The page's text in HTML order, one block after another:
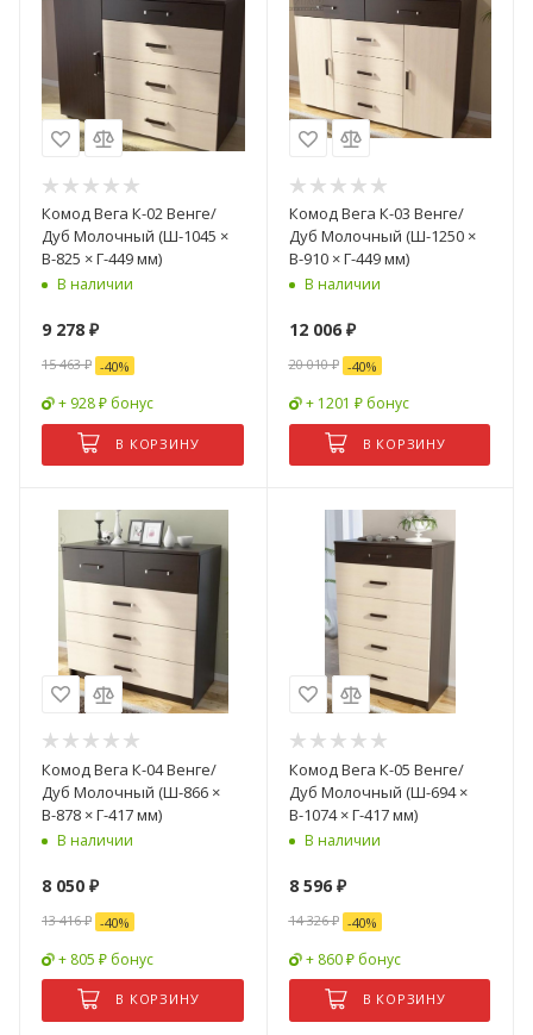
Комод Вега К-02 Венге/
Дуб Молочный (Ш-1045 ×
В-825 × Г-449 мм)
В наличии
9 278 ₽
15 463₽ -40%
+ 928 ₽ бонус
В КОРЗИНУ
Комод Вега К-03 Венге/
Дуб Молочный (Ш-1250 ×
В-910 × Г-449 мм)
В наличии
12 006₽
20 010₽ -40%
+ 1201 ₽ бонус
В КОРЗИНУ
Комод Вега К-04 Венге/
Дуб Молочный (Ш-866 ×
В-878 × Г-417 мм)
В наличии
8 050 ₽
13 416₽ -40%
+ 805 ₽ бонус
В КОРЗИНУ
Комод Вега К-05 Венге/
Дуб Молочный (Ш-694 ×
В-1074 × Г-417 мм)
В наличии
8 596₽
14 326₽ -40%
+ 860 ₽ бонус
В КОРЗИНУ